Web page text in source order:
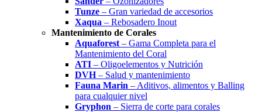
Tunze – Gran variedad de accesorios
Xaqua – Rebosadero Inout
Mantenimiento de Corales
Aquaforest – Gama Completa para el
Mantenimiento del Coral
ATI – Oligoelementos y Nutrición
DVH– Salud y mantenimiento
Fauna Marin – Aditivos, alimentos y Balling
para cualquier nivel
Gryphon – Sierra de corte para corales